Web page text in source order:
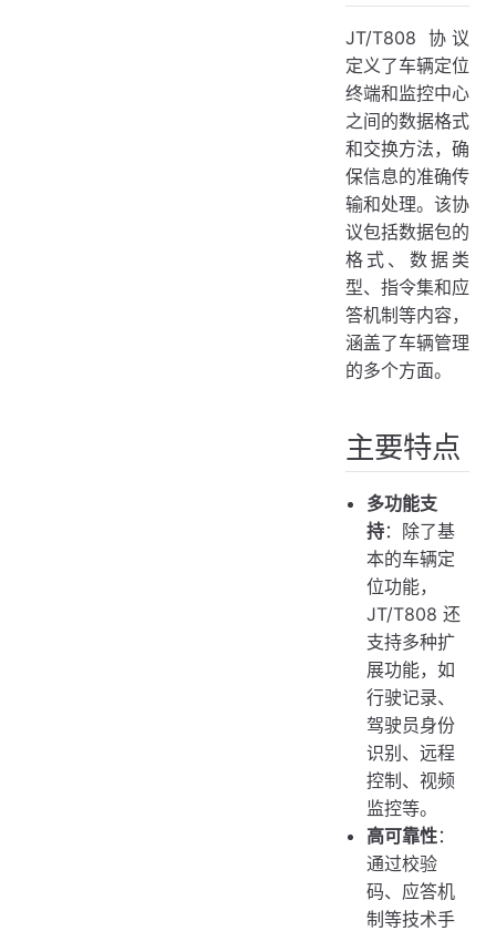
JT/T808 协议
定义了车辆定位
终端和监控中心
之间的数据格式
和交换方法，确
保信息的准确传
输和处理。该协
议包括数据包的
格式、数据类
型、指令集和应
答机制等内容，
涵盖了车辆管理
的多个方面。
主要特点
多功能支
持：除了基
本的车辆定
位功能，
JT/T808 还
支持多种扩
展功能，如
行驶记录、
驾驶员身份
识别、远程
控制、视频
监控等。
高可靠性：
通过校验
码、应答机
制等技术手